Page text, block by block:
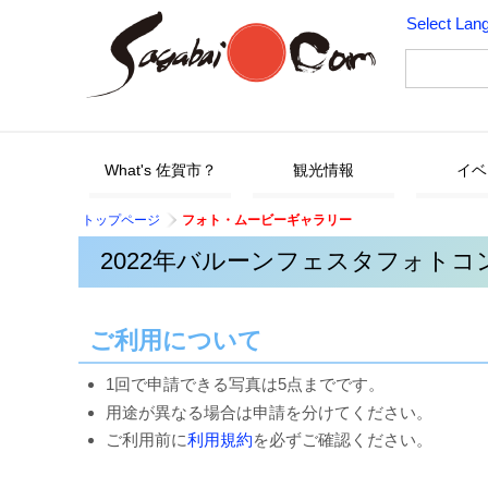
Select
What's 佐賀市？ 観光情報 イ
トップページ フォト・ムービーギャラリー
2022年バルーンフェスタフォトコ
ご利用について
1回で申請できる写真は5点までです。
用途が異なる場合は申請を分けてください。
ご利用前に利用規約を必ずご確認ください。